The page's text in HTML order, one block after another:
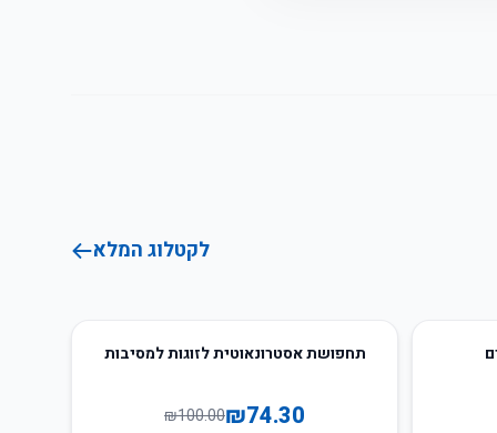
לקטלוג המלא
26
תחפושת אסטרונאוטית לזוגות למסיבות
₪74.30
₪100.00